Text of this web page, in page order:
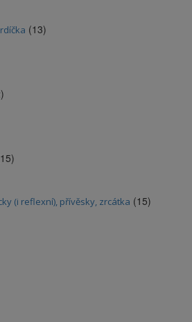
(13)
(i reflexní), přívěsky, zrcátka (15)